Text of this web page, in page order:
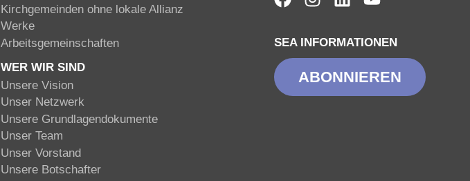
Kirchgemeinden ohne lokale Allianz
Werke
Arbeitsgemeinschaften
WER WIR SIND
Unsere Vision
Unser Netzwerk
Unsere Grundlagendokumente
Unser Team
Unser Vorstand
Unsere Botschafter
SEA INFORMATIONEN
ABONNIEREN